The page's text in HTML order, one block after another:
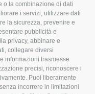
o la combinazione di dati
i servizi, utilizzare dati
la sicurezza, prevenire e
pubblicità e
privacy, abbinare e
collegare diversi
informazioni trasmesse
precisi, riconoscere i
Puoi liberamente
incorrere in limitazioni
in evidenza